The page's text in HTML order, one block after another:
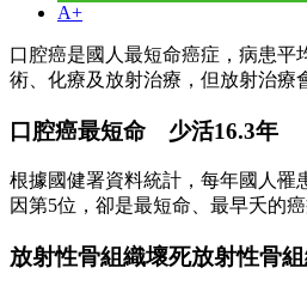
A+
口腔癌是國人最短命癌症，病患平
術、化療及放射治療，但放射治療
口腔癌最短命 少活16.3年
根據國健署資料統計，每年國人罹
因第5位，卻是最短命、最早夭的
放射性骨組織壞死放射性